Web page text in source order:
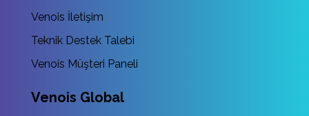
Venois İletişim
Teknik Destek Talebi
Venois Müşteri Paneli
Venois Global